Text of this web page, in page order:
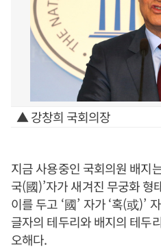
▲ 강창희 국회의장
지금 사용중인 국회의원 배지
국(國)’자가 새겨진 무궁화 형
이를 두고 ‘國’ 자가‘혹(或)’
글자의 테두리와 배지의 테두
오해다.